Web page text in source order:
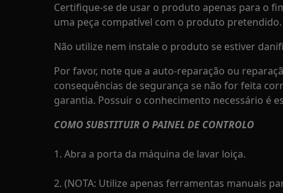
Certifique-se de usar o produto apenas para o
uma peça compatível com o produto pretendido.
Não utilize nem instale o produto se estiver
Por favor, note que a auto-reparação ou
consequências de segurança se não for feita
garantia. Possuir o conhecimento necessário é
COMO SUBSTITUIR O PAINEL DE CONTROLO
1. Abra a porta da máquina de lavar loiça.
2. (NOTA: Utilize apenas ferramentas manuais